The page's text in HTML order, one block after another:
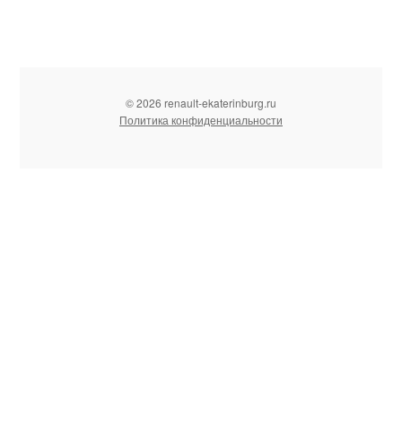
© 2026 renault-ekaterinburg.ru
Политика конфиденциальности